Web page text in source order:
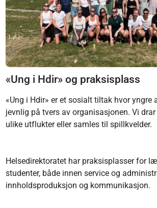
«Ung i Hdir» og praksisplass
«Ung i Hdir» er et sosialt tiltak hvor yngre
jevnlig på tvers av organisasjonen. Vi
ulike utflukter eller samles til spillkvelder.
Helsedirektoratet har praksisplasser for
studenter, både innen service og
innholdsproduksjon og kommunikasjon.